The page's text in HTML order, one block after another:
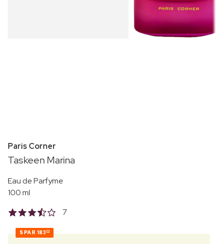
Paris Corner
Taskeen Marina
Eau de Parfyme
100 ml
7
SPAR 18300